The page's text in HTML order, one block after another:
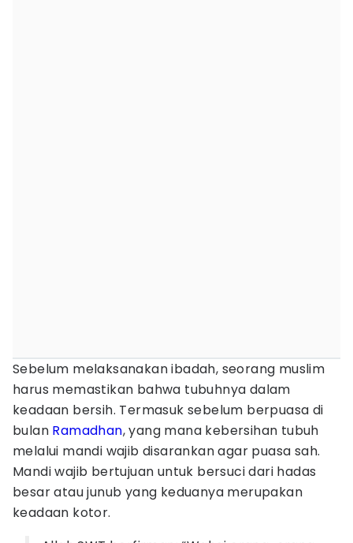
Sebelum melaksanakan ibadah, seorang muslim
harus memastikan bahwa tubuhnya dalam
keadaan bersih. Termasuk sebelum berpuasa di
bulan Ramadhan, yang mana kebersihan tubuh
melalui mandi wajib disarankan agar puasa sah.
Mandi wajib bertujuan untuk bersuci dari hadas
besar atau junub yang keduanya merupakan
keadaan kotor.